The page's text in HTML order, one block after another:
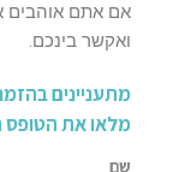
אם אתם אוהבים
ואקשר בינכם.
מתעניינים
מלאו את הטופס
שם